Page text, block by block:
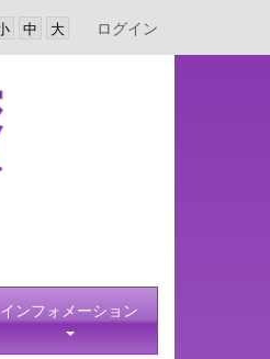
ログイン
インフォメーション